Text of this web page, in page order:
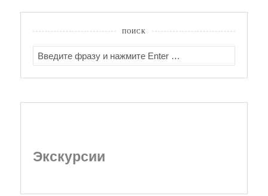
ПОИСК
FOR:
Экскурсии